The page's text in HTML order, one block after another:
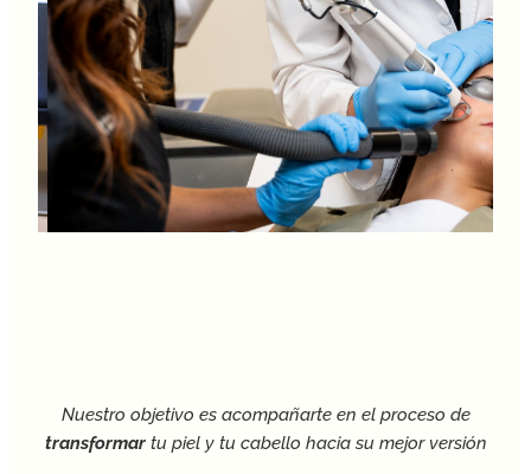
Nuestro objetivo es acompañarte en el proceso de
transformartu piel y tu cabello hacia su mejor versión